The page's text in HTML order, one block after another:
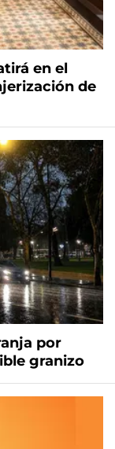
en el
de
por
granizo